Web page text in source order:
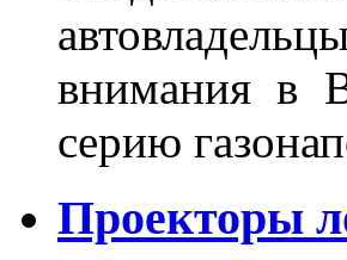
внимания в
серию
Проекторы